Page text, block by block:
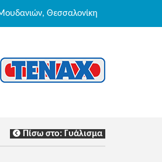
Θεσσαλονίκη
Πίσω στο: Γυάλισμα